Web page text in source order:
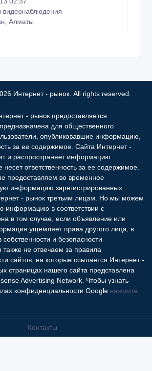
видеонаблюдения
Алматы
Интернет - рынок. All rights reserved.
- рынок предоставляется
для общественного
опубликовавшие информацию,
за ее содержимое. Сайта Интернет -
и распространяет информацию
несет ответственность за ее содержимое.
предоставляем во временное
информацию зарегистрированных
- рынок третьим лицам. Но мы можем
в том случае, если объявление или
ущемляет права другого лица, в